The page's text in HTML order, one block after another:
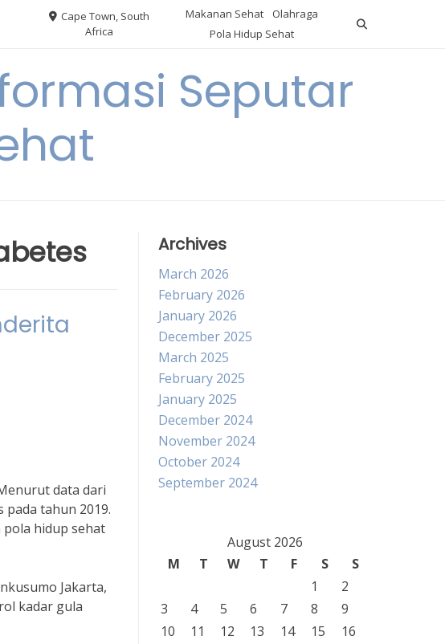
Cape Town, South
Africa
Makanan Sehat
Olahraga
Pola Hidup Sehat
Seputar
data dari
tahun 2019.
hidup sehat
Jakarta,
kadar gula
Archives
March 2026
February 2026
January 2026
December 2025
March 2025
February 2025
January 2025
December 2024
November 2024
October 2024
September 2024
August 2026
M
T W T F S
S
1
2
3
4 5 6 7 8
9
10
11 12 13 14 15
16